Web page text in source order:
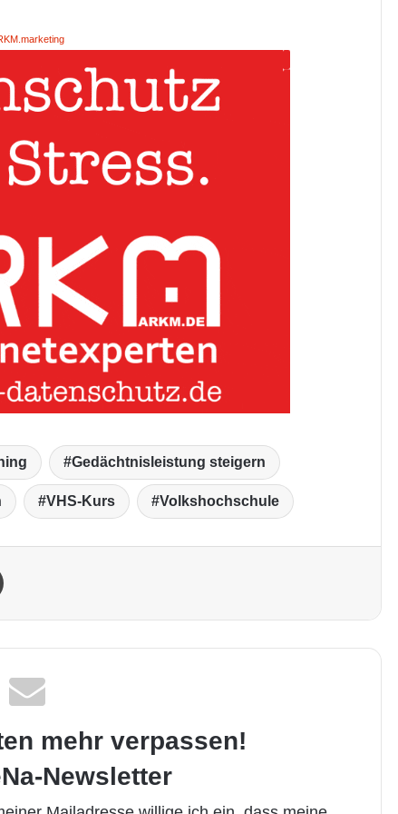
Gedächtnisleistung steigern
VHS-Kurs Volkshochschule
mehr verpassen!
Newsletter